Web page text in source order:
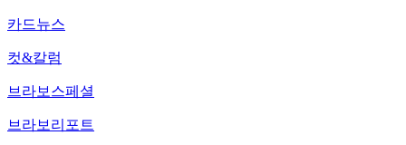
카드뉴스
컷&칼럼
브라보스페셜
브라보리포트